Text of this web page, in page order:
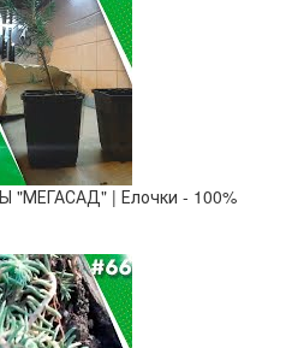
| Елочки - 100%